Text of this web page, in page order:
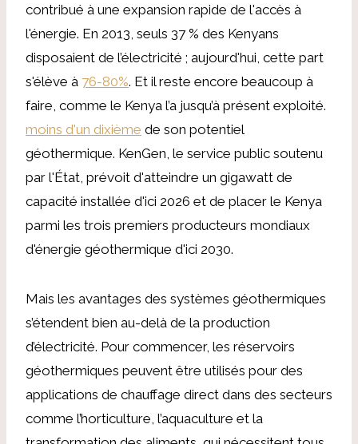
contribué à une expansion rapide de l'accès à
l'énergie. En 2013, seuls 37 % des Kenyans
disposaient de l’électricité ; aujourd'hui, cette part
s'élève à 76-80%. Et il reste encore beaucoup à
faire, comme le Kenya l’a jusqu’à présent exploité.
moins d'un dixième de son potentiel
géothermique. KenGen, le service public soutenu
par l'État, prévoit d'atteindre un gigawatt de
capacité installée d'ici 2026 et de placer le Kenya
parmi les trois premiers producteurs mondiaux
d'énergie géothermique d'ici 2030.
Mais les avantages des systèmes géothermiques
s’étendent bien au-delà de la production
d’électricité. Pour commencer, les réservoirs
géothermiques peuvent être utilisés pour des
applications de chauffage direct dans des secteurs
comme l’horticulture, l’aquaculture et la